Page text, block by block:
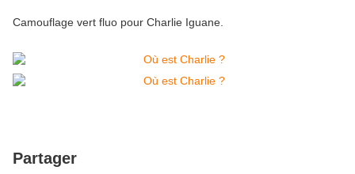
Camouflage vert fluo pour Charlie Iguane.
Partager